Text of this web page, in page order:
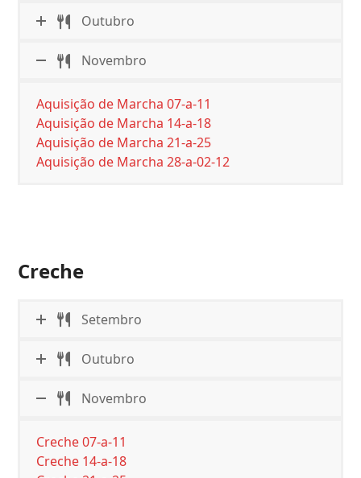
Outubro
Novembro
Aquisição de Marcha 07-a-11
Aquisição de Marcha 14-a-18
Aquisição de Marcha 21-a-25
Aquisição de Marcha 28-a-02-12
Creche
Setembro
Outubro
Novembro
Creche 07-a-11
Creche 14-a-18